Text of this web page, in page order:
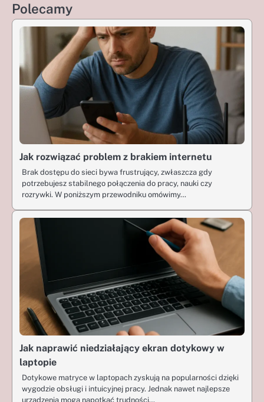
Polecamy
Jak rozwiązać problem z brakiem internetu
Brak dostępu do sieci bywa frustrujący, zwłaszcza gdy
potrzebujesz stabilnego połączenia do pracy, nauki czy
rozrywki. W poniższym przewodniku omówimy…
Jak naprawić niedziałający ekran dotykowy w
laptopie
Dotykowe matryce w laptopach zyskują na popularności dzięki
wygodzie obsługi i intuicyjnej pracy. Jednak nawet najlepsze
urządzenia mogą napotkać trudności…